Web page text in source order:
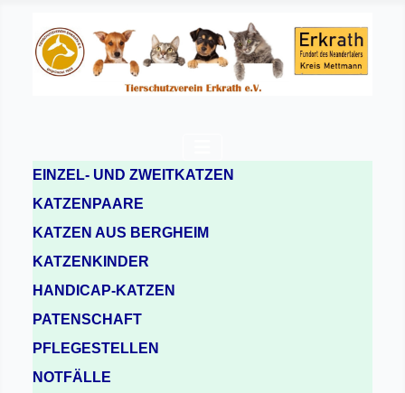
EINZEL- UND ZWEITKATZEN
KATZENPAARE
KATZEN AUS BERGHEIM
KATZENKINDER
HANDICAP-KATZEN
PATENSCHAFT
PFLEGESTELLEN
NOTFÄLLE